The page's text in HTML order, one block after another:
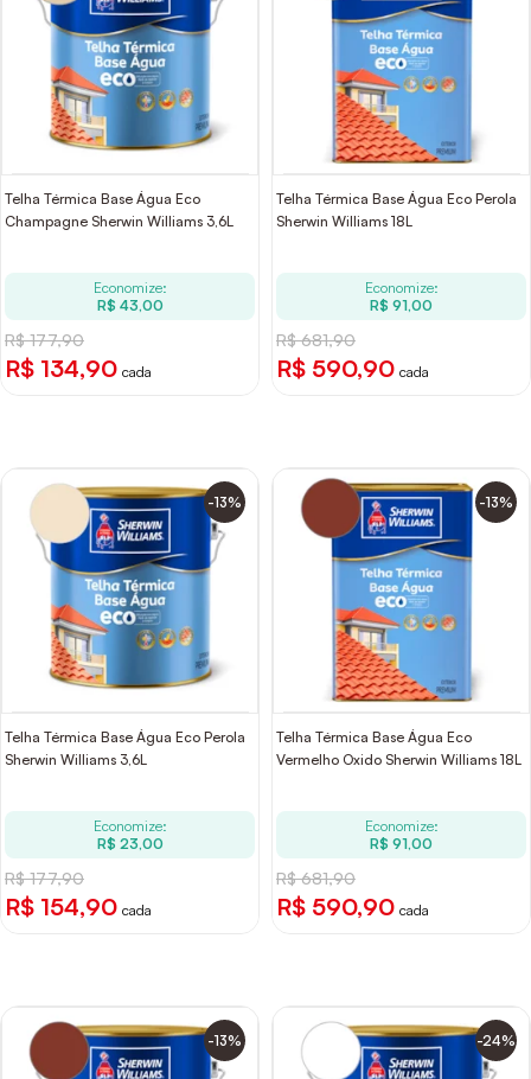
Telha Térmica Base Água Eco
Champagne Sherwin Williams 3,6L
Economize:
R$ 43,00
R$ 177,90
R$ 134,90 cada
Telha Térmica Base Água Eco Perola
Sherwin Williams 18L
Economize:
R$ 91,00
R$ 681,90
R$ 590,90 cada
-13%
Telha Térmica Base Água Eco Perola
Sherwin Williams 3,6L
Economize:
R$ 23,00
R$ 177,90
R$ 154,90 cada
-13%
Telha Térmica Base Água Eco
Vermelho Oxido Sherwin Williams 18L
Economize:
R$ 91,00
R$ 681,90
R$ 590,90 cada
-13% -24%